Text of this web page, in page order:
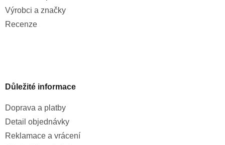
Výrobci a značky
Recenze
Důležité informace
Doprava a platby
Detail objednávky
Reklamace a vrácení